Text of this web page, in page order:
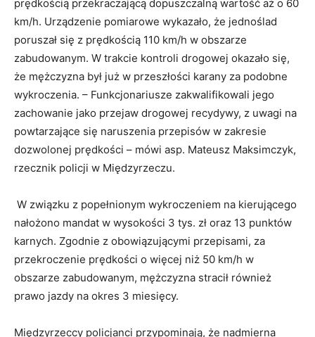
prędkością przekraczającą dopuszczalną wartość aż o 60
km/h. Urządzenie pomiarowe wykazało, że jednoślad
poruszał się z prędkością 110 km/h w obszarze
zabudowanym. W trakcie kontroli drogowej okazało się,
że mężczyzna był już w przeszłości karany za podobne
wykroczenia. – Funkcjonariusze zakwalifikowali jego
zachowanie jako przejaw drogowej recydywy, z uwagi na
powtarzające się naruszenia przepisów w zakresie
dozwolonej prędkości – mówi asp. Mateusz Maksimczyk,
rzecznik policji w Międzyrzeczu.
W związku z popełnionym wykroczeniem na kierującego
nałożono mandat w wysokości 3 tys. zł oraz 13 punktów
karnych. Zgodnie z obowiązującymi przepisami, za
przekroczenie prędkości o więcej niż 50 km/h w
obszarze zabudowanym, mężczyzna stracił również
prawo jazdy na okres 3 miesięcy.
Międzyrzeccy policjanci przypominają, że nadmierna